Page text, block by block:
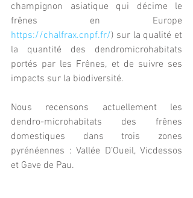
champignon asiatique qui décime le
https://chalfrax.cnpf.fr/) sur la qualité et
la quantité des dendromicrohabitats
portés par les Frênes, et de suivre ses
impacts sur la biodiversité.
Nous recensons actuellement les
dendro-microhabitats des frênes
domestiques dans trois zones
pyrénéennes : Vallée D’Oueil, Vicdessos
et Gave de Pau.